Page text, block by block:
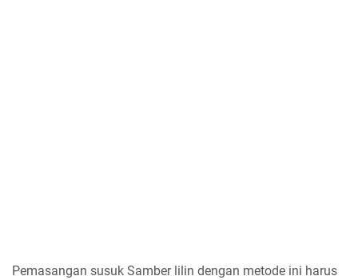
Pemasangan susuk Samber lilin dengan metode ini harus